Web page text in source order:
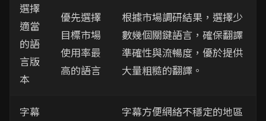
選擇
適當
的語
言版
本
優先選擇
目標市場
使用率最
高的語言
根據市場調研結果，選擇少
數幾個關鍵語言，確保翻譯
準確性與流暢度，優於提供
大量粗糙的翻譯。
字幕
字幕方便網絡不穩定的地區